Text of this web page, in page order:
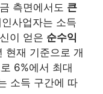
측면에서도 큰
사업자는 소득
이 얻은 순수익
현재 기준으로 개
6%에서 최대
소득 구간에 따